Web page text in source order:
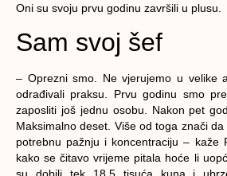
Oni su svoju prvu godinu završili u plusu.
Sam svoj šef
– Oprezni smo. Ne vjerujemo u velike
odrađivali praksu. Prvu godinu smo
zaposliti još jednu osobu. Nakon pet
Maksimalno deset. Više od toga znači
potrebnu pažnju i koncentraciju – kaže
kako se čitavo vrijeme pitala hoće li